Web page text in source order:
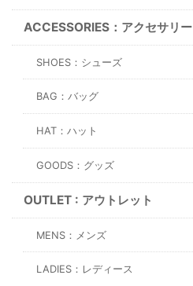
ACCESSORIES：アクセサリー
SHOES：シューズ
BAG：バッグ
HAT：ハット
GOODS：グッズ
OUTLET : アウトレット
MENS：メンズ
LADIES：レディース